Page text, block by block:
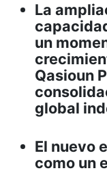
La
un
Qasioun
global
El nuevo
como un